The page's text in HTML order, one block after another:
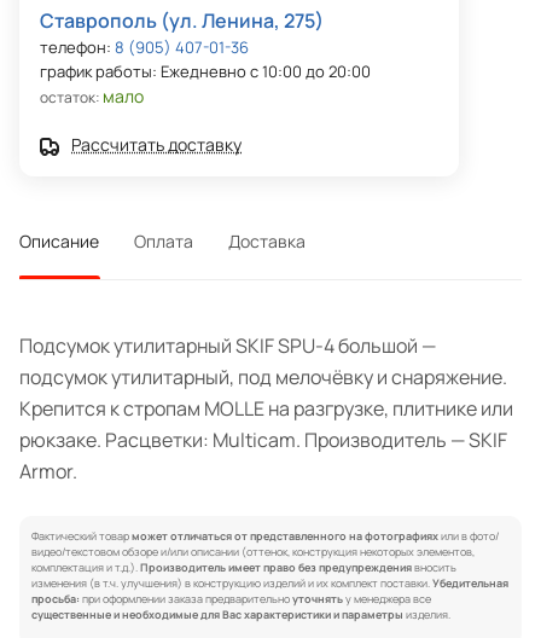
Ставрополь (ул. Ленина, 275)
телефон: 8 (905) 407-01-36
график работы: Ежедневно с 10:00 до 20:00
остаток: мало
Рассчитать доставку
Описание Оплата Доставка
Подсумок утилитарный SKIF SPU-4 большой —
подсумок утилитарный, под мелочёвку и снаряжение.
Крепится к стропам MOLLE на разгрузке, плитнике или
рюкзаке. Расцветки: Multicam. Производитель — SKIF
Armor.
Фактический товарможет отличаться от представленного на фотографияхили в фото/
видео/текстовом обзоре и/или описании (оттенок, конструкция некоторых элементов,
комплектация и т.д.).Производитель имеет право без предупреждениявносить
изменения (в т.ч. улучшения) в конструкцию изделий и их комплект поставки.Убедительная
просьба: при оформлении заказа предварительноуточнятьу менеджера все
существенные и необходимые для Вас характеристики и параметры изделия.